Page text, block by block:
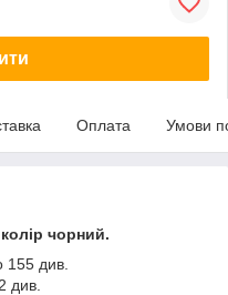
Оплата Умови
колір чорний.
155 див.
див.